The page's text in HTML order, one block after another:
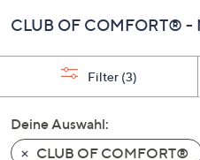
Pfeiltasten
nach
und
nach
unten
CLUB OF COMFORT® -
Filter (3)
Deine Auswahl:
CLUB OF COMFORT®